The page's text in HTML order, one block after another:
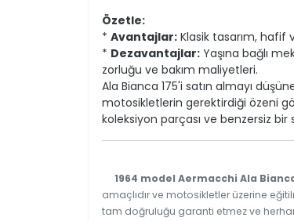
Özetle:
* Avantajlar: Klasik tasarım, hafif
* Dezavantajlar: Yaşına bağlı
zorluğu ve bakım maliyetleri.
Ala Bianca 175'i satın almayı
motosikletlerin gerektirdiği özeni
koleksiyon parçası ve benzersiz
1964 model Aermacchi Ala
amaçlıdır ve motosikletler üzerine
tam doğruluğu garanti etmez ve